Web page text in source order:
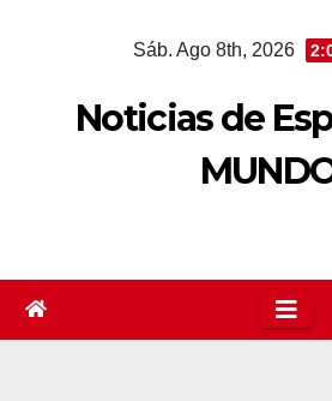
Sáb. Ago 8th, 2026
Noticias de